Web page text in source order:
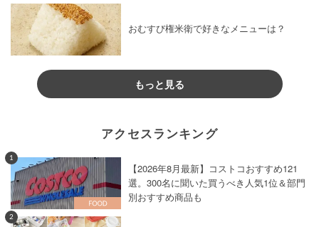
おむすび権米衛で好きなメニューは？
もっと見る
アクセスランキング
1
【2026年8月最新】コストコおすすめ121
選。300名に聞いた買うべき人気1位＆部門
別おすすめ商品も
2